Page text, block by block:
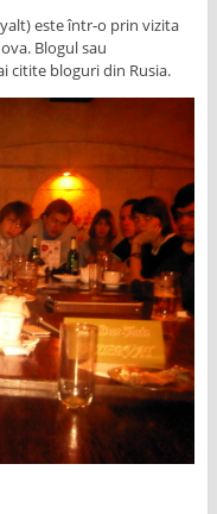
este într-o prin vizita
Blogul sau
citite bloguri din Rusiа.